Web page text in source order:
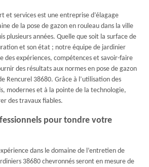
et services est une entreprise d’élagage
de la pose de gazon en rouleau dans la ville
plusieurs années. Quelle que soit la surface de
et son état ; notre équipe de jardinier
des expériences, compétences et savoir-faire
des résultats aux normes en pose de gazon
Rencurel 38680. Grâce à l’utilisation des
modernes et à la pointe de la technologie,
des travaux fiables.
pour tondre votre
dans le domaine de l’entretien de
38680 chevronnés seront en mesure de